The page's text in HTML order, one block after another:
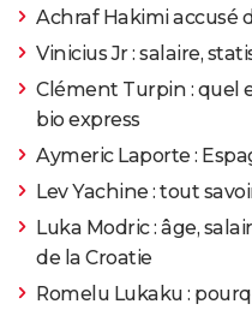
Achraf Hakimi accusé
Vinicius Jr : salaire,
Clément Turpin : quel
bio express
Aymeric Laporte :
Lev Yachine : tout
Luka Modric : âge,
de la Croatie
Romelu Lukaku :